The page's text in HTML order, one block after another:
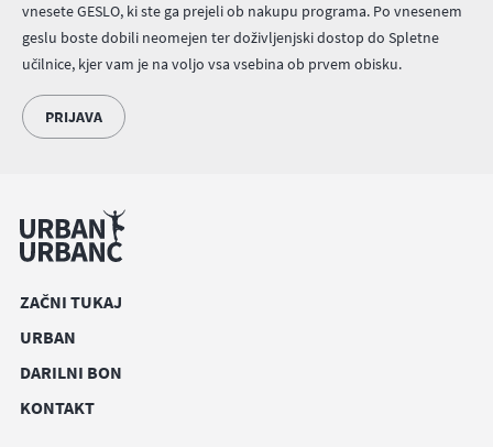
vnesete GESLO, ki ste ga prejeli ob nakupu programa. Po vnesenem
geslu boste dobili neomejen ter doživljenjski dostop do Spletne
učilnice, kjer vam je na voljo vsa vsebina ob prvem obisku.
PRIJAVA
ZAČNI TUKAJ
URBAN
DARILNI BON
KONTAKT